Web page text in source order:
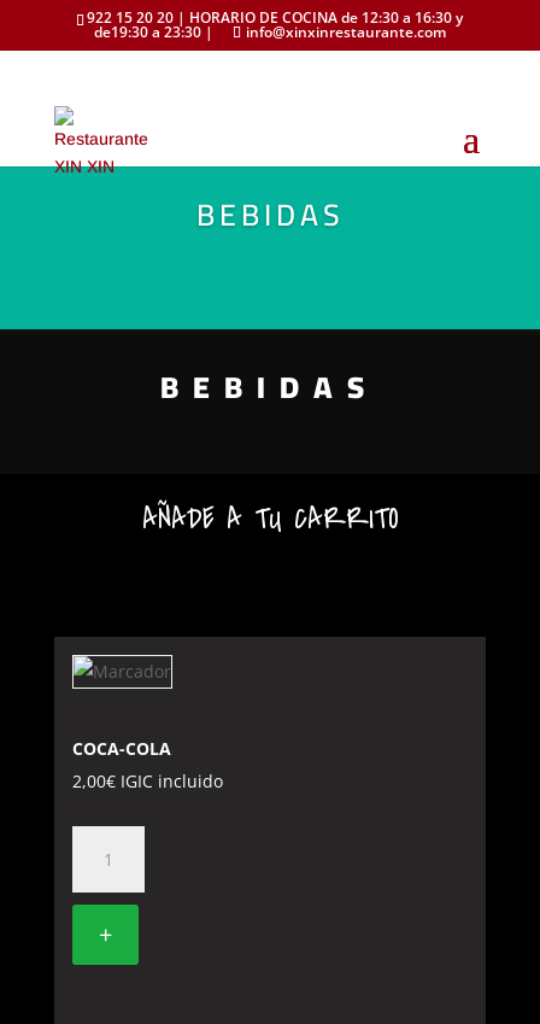
922 15 20 20 | HORARIO DE COCINA de 12:30 a 16:30 y
de19:30 a 23:30 | info@xinxinrestaurante.com
BEBIDAS
BEBIDAS
AÑADE A TU CARRITO
COCA-COLA
2,00€ IGIC incluido
COLA
cantidad
+